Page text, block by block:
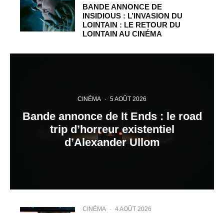
BANDE ANNONCE DE
INSIDIOUS : L’INVASION DU
LOINTAIN : LE RETOUR DU
LOINTAIN AU CINÉMA
CINÉMA · 5 AOÛT 2026
Bande annonce de It Ends : le road
trip d’horreur existentiel
d’Alexander Ullom
CINÉMA · 4 AOÛT 2026